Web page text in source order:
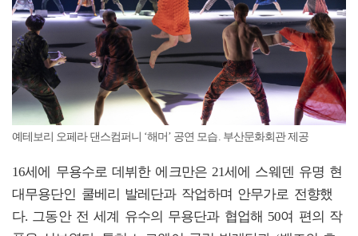
예테보리 오페라 댄스컴퍼니 ‘해머’ 공연 모습. 부산문화회관 제공
16세에 무용수로 데뷔한 에크만은 21세에 스웨덴 유명 현
대무용단인 쿨베리 발레단과 작업하며 안무가로 전향했
다. 그동안 전 세계 유수의 무용단과 협업해 50여 편의 작